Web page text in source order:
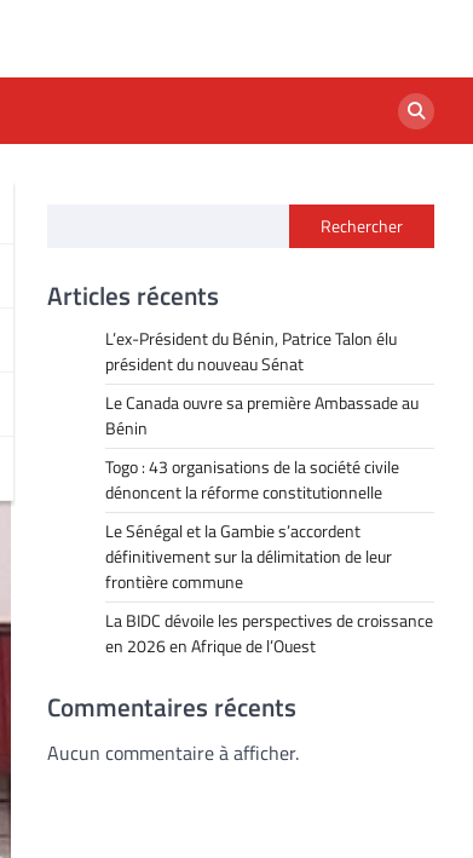
Rechercher
Articles récents
L’ex-Président du Bénin, Patrice Talon élu
président du nouveau Sénat
Le Canada ouvre sa première Ambassade au
Bénin
Togo : 43 organisations de la société civile
dénoncent la réforme constitutionnelle
Le Sénégal et la Gambie s’accordent
définitivement sur la délimitation de leur
frontière commune
La BIDC dévoile les perspectives de croissance
en 2026 en Afrique de l’Ouest
Commentaires récents
Aucun commentaire à afficher.